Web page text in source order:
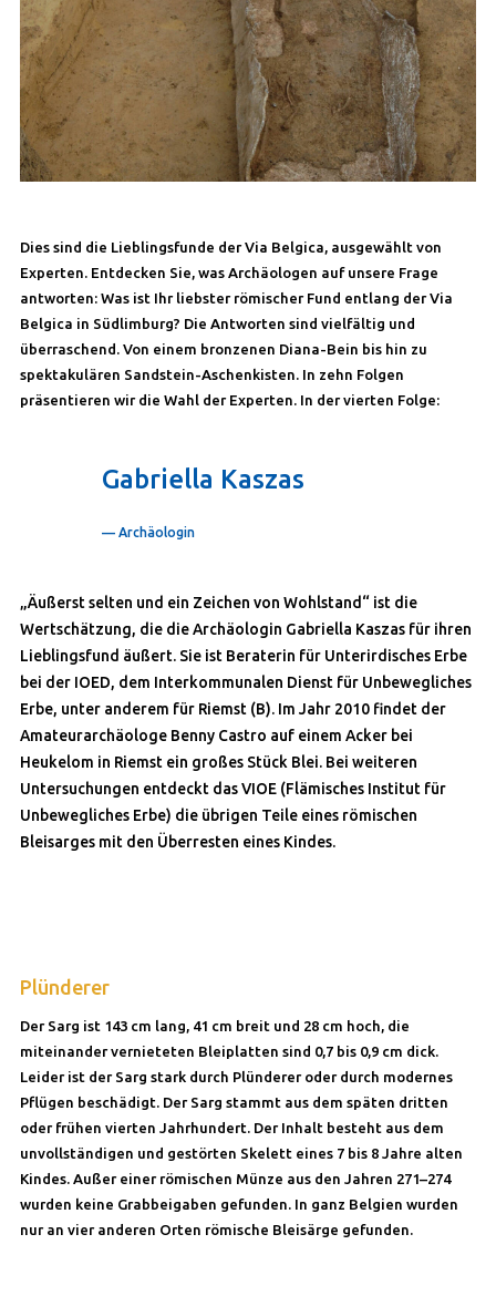
Dies sind die Lieblingsfunde der Via Belgica, ausgewählt von
Experten. Entdecken Sie, was Archäologen auf unsere Frage
antworten: Was ist Ihr liebster römischer Fund entlang der Via
Belgica in Südlimburg? Die Antworten sind vielfältig und
überraschend. Von einem bronzenen Diana-Bein bis hin zu
spektakulären Sandstein-Aschenkisten. In zehn Folgen
präsentieren wir die Wahl der Experten. In der vierten Folge:
Gabriella Kaszas
— Archäologin
„Äußerst selten und ein Zeichen von Wohlstand“ ist die
Wertschätzung, die die Archäologin Gabriella Kaszas für ihren
Lieblingsfund äußert. Sie ist Beraterin für Unterirdisches Erbe
bei der IOED, dem Interkommunalen Dienst für Unbewegliches
Erbe, unter anderem für Riemst (B). Im Jahr 2010 findet der
Amateurarchäologe Benny Castro auf einem Acker bei
Heukelom in Riemst ein großes Stück Blei. Bei weiteren
Untersuchungen entdeckt das VIOE (Flämisches Institut für
Unbewegliches Erbe) die übrigen Teile eines römischen
Bleisarges mit den Überresten eines Kindes.
Plünderer
Der Sarg ist 143 cm lang, 41 cm breit und 28 cm hoch, die
miteinander vernieteten Bleiplatten sind 0,7 bis 0,9 cm dick.
Leider ist der Sarg stark durch Plünderer oder durch modernes
Pflügen beschädigt. Der Sarg stammt aus dem späten dritten
oder frühen vierten Jahrhundert. Der Inhalt besteht aus dem
unvollständigen und gestörten Skelett eines 7 bis 8 Jahre alten
Kindes. Außer einer römischen Münze aus den Jahren 271–274
wurden keine Grabbeigaben gefunden. In ganz Belgien wurden
nur an vier anderen Orten römische Bleisärge gefunden.